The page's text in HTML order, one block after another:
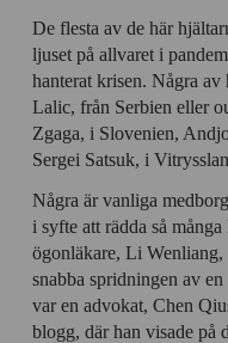
De flesta av de här
ljuset på allvaret i
hanterat krisen. Några av
Lalic, från Serbien eller
Zgaga, i Slovenien,
Sergei Satsuk, i
Några är vanliga
i syfte att rädda så
ögonläkare, Li Wenliang,
snabba spridningen av
var en advokat, Chen
blogg, där han visade på